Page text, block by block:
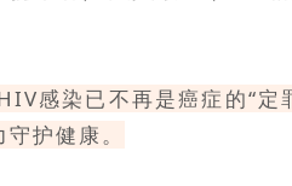
感染已不再是癌症的“定
护健康。